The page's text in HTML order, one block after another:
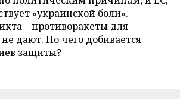
«украинской боли».
– противоракеты для
дают. Но чего добивается
защиты?